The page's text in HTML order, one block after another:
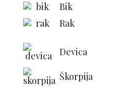
Bik
Rak
Devica
Škorpija